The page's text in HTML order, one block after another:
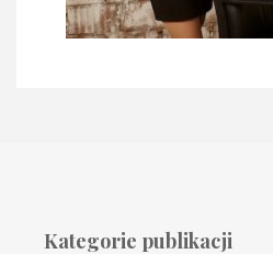
Kategorie publikacji